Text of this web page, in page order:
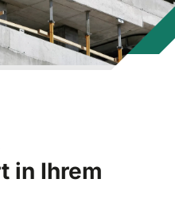
in Ihrem